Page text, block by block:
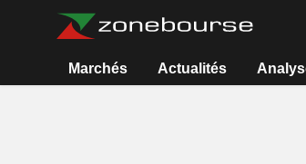
Marchés Actualités